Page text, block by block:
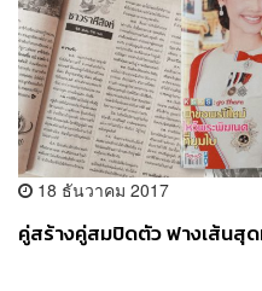
18 ธันวาคม 2017
คู่สร้างคู่สมปิดตัว ฟางเส้นสุ